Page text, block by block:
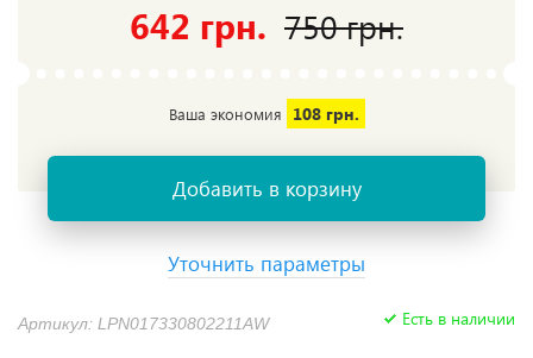
Артикул: LPN017330802211AW Есть в наличии
642 грн. 750 грн.
Ваша экономия 108 грн.
Добавить в корзину
Уточнить параметры